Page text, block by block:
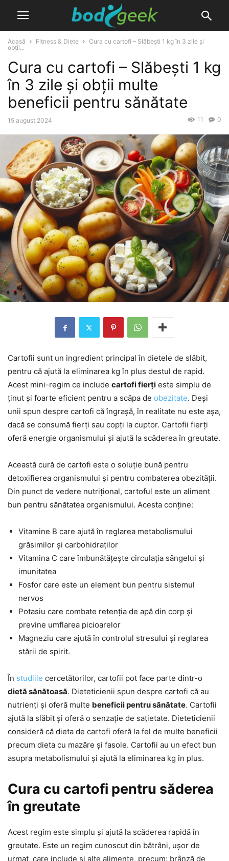
Acasă Fitness & Diete
Cura cu cartofi – Slăbești 1 kg în 3 zile și
obții...
Cura cu cartofi – Slăbești 1 kg
în 3 zile și obții multe
beneficii pentru sănătate
15 august 2024 0
11
Cartofii sunt un ingredient principal în dietele de slăbit,
pentru că ajută la eliminarea kg în plus destul de rapid.
Acest mini-regim ce include cartofi fierți este simplu de
ținut și foarte eficient pentru a scăpa de obezitate. Deși
unii spun despre cartofi că îngrașă, în realitate nu este așa,
dacă se consumă fierți sau copți la cuptor. Cartofii fierți
oferă energie organismului și ajută la scăderea în greutate.
Această cură de cartofi este o soluție bună pentru
detoxifierea organismului și pentru combaterea obezității.
Din punct de vedere nutrițional, cartoful este un aliment
bun pentru sănătatea organismului. Acesta conține:
Vitamine B care ajută în reglarea metabolismului
grăsimilor și carbohidraților
Vitamina C care îmbunătățește circulația sângelui și
imunitatea
Fosfor care este un element bun pentru sistemul
nervos
Potasiu care combate retenția de apă din corp și
previne umflarea picioarelor
Magneziu care ajută în controlul stresului și reglarea
stării de spirit.
În studiile cercetătorilor, cartofii pot face parte dintr-o
dietă sănătoasă. Dieteticienii spun despre cartofi că au
nutrienți și oferă multe beneficii pentru sănătate. Cartofii
ajută la slăbit și oferă o senzație de sațietate. Dieteticienii
consideră că dieta de cartofi oferă la fel de multe beneficii
precum dieta cu mazăre și fasole. Cartofii au un efect bun
asupra metabolismului și ajută la eliminarea kg în plus.
Cura cu cartofi pentru săderea
în greutate
Acest regim este simplu și ajută la scăderea rapidă în
greutate. Este un regim cunoscut din bătrâni, ușor de
urmat, care include și alte alimente, precum: brânză de